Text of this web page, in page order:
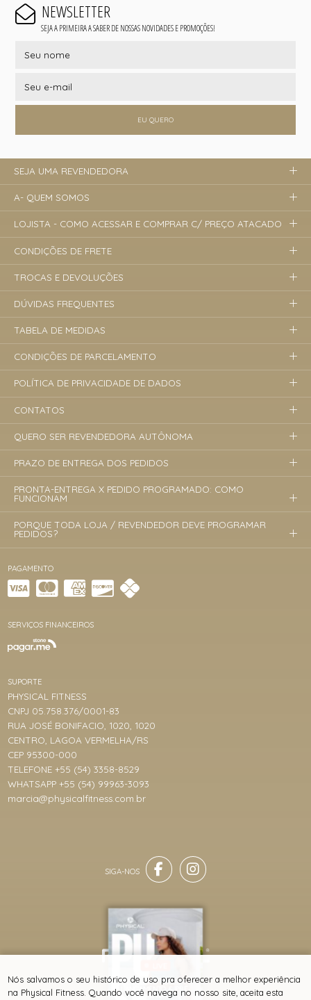
NEWSLETTER
SEJA A PRIMEIRA A SABER DE NOSSAS NOVIDADES E PROMOÇÕES!
EU QUERO
PAGAMENTO
SERVIÇOS FINANCEIROS
SUPORTE
PHYSICAL FITNESS
CNPJ 05.758.376/0001-83
RUA JOSÉ BONIFACIO, 1020, 1020
CENTRO, LAGOA VERMELHA/RS
CEP 95300-000
TELEFONE +55 (54) 3358-8529
WHATSAPP +55 (54) 99963-3093
marcia@physicalfitness.com.br
SEJA UMA REVENDEDORA
A- QUEM SOMOS
LOJISTA - COMO ACESSAR E COMPRAR C/ PREÇO ATACADO
CONDIÇÕES DE FRETE
TROCAS E DEVOLUÇÕES
DÚVIDAS FREQUENTES
TABELA DE MEDIDAS
CONDIÇÕES DE PARCELAMENTO
POLÍTICA DE PRIVACIDADE DE DADOS
CONTATOS
QUERO SER REVENDEDORA AUTÔNOMA
PRAZO DE ENTREGA DOS PEDIDOS
PRONTA-ENTREGA X PEDIDO PROGRAMADO: COMO
FUNCIONAM
PORQUE TODA LOJA / REVENDEDOR DEVE PROGRAMAR
PEDIDOS?
® TODOS DIREITOS RESERVADOS
COLEÇÃO PULSE -
LANÇAMENTO & PRÉ-
VENDA
Nós salvamos o seu histórico de uso pra oferecer a melhor experiência
na Physical Fitness. Quando você navega no nosso site, aceita esta